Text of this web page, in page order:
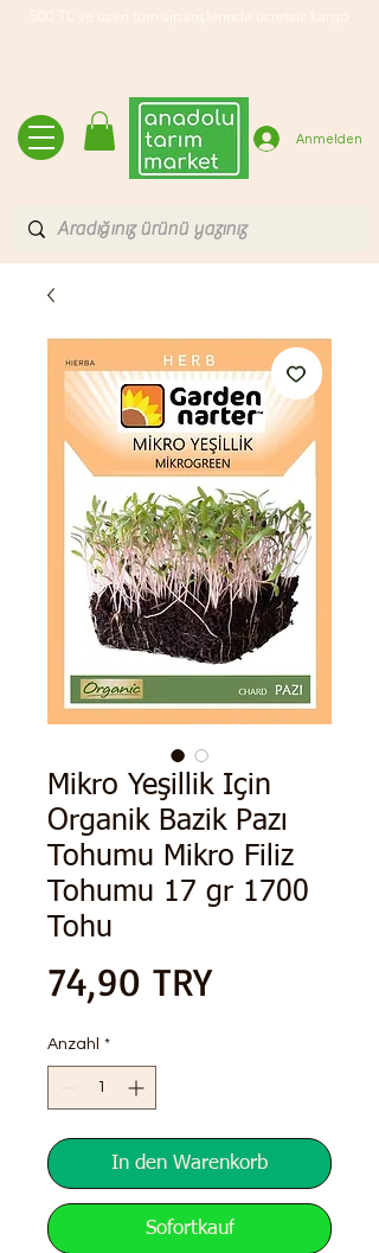
500 TL ve üzeri tüm siparişlerinde ücretsiz kargo
Anmelden
Mikro Yeşillik Için
Organik Bazik Pazı
Tohumu Mikro Filiz
Tohumu 17 gr 1700
Tohu
74,90 TRYPreis
Anzahl *
In den Warenkorb
Sofortkauf